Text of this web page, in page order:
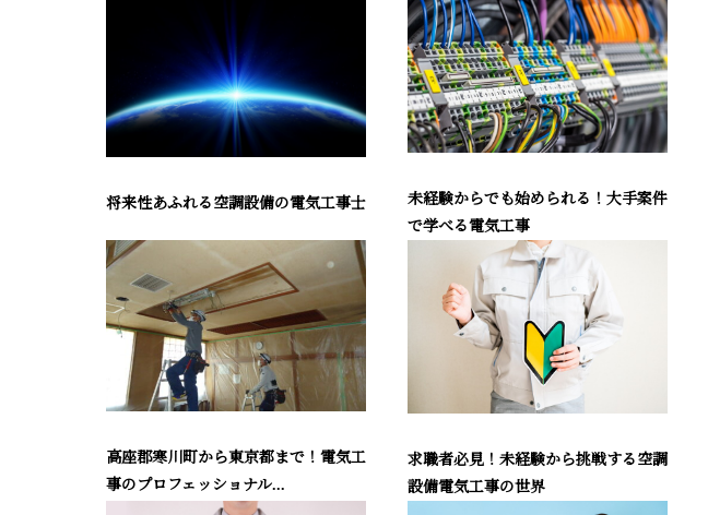
将来性あふれる空調設備の電気工事士
未経験からでも始められる！大手案件
で学べる電気工事
高座郡寒川町から東京都まで！電気工
事のプロフェッショナル...
求職者必見！未経験から挑戦する空調
設備電気工事の世界